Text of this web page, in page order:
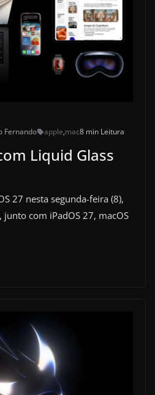
Fernando apple,mac8 min Leitura
Liquid Glass
27 nesta segunda-feira (8),
junto com iPadOS 27, macOS